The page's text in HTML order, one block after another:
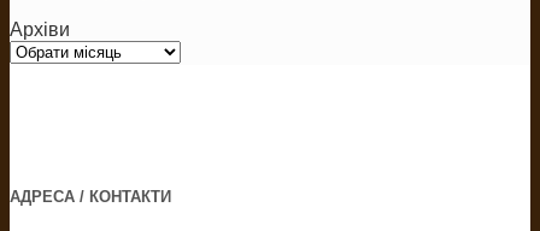
Архіви
Архіви
АДРЕСА / КОНТАКТИ